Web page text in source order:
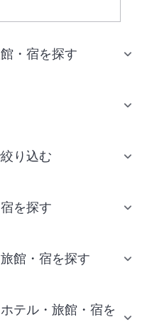
・宿を探す
り込む
を探す
館・宿を探す
テル・旅館・宿を